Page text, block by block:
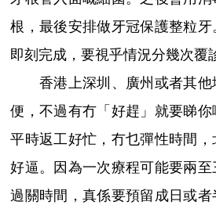
根，最後安排做牙冠保護整粒
即刻完成，要視乎情況分幾次覆
香港上深圳、廣州或者其他
便，不過有冇「好趕」就要睇
平時返工好忙，冇乜彈性時間
好逼。因為一次療程可能要兩至
過關時間，真係要預留成日或